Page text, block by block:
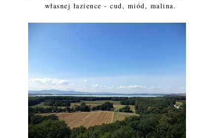
własnej łazience - cud, miód, malina.